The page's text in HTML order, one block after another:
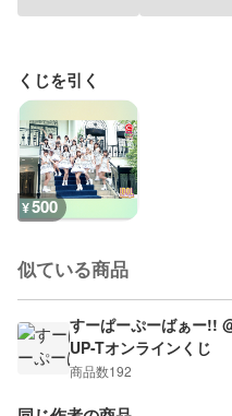
くじを引く
¥500
似ている商品
すーぱーぷーばぁー!!
UP-Tオンラインくじ
商品数192